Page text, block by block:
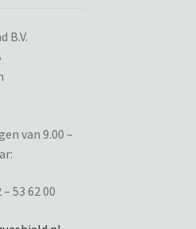
B.V.
van 9.00 –
– 53 62 00